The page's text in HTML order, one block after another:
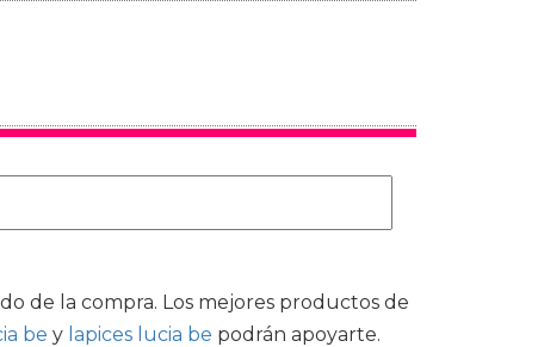
de la compra. Los mejores productos de
be y lapices lucia be podrán apoyarte.